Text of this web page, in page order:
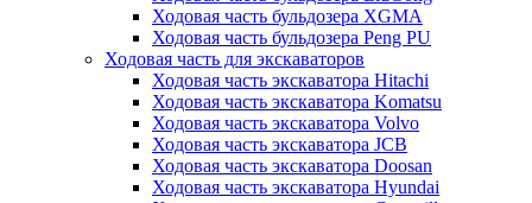
Ходовая часть бульдозера XGMA
Ходовая часть бульдозера Peng PU
Ходовая часть для экскаваторов
Ходовая часть экскаватора Hitachi
Ходовая часть экскаватора Komatsu
Ходовая часть экскаватора Volvo
Ходовая часть экскаватора JCB
Ходовая часть экскаватора Doosan
Ходовая часть экскаватора Hyundai